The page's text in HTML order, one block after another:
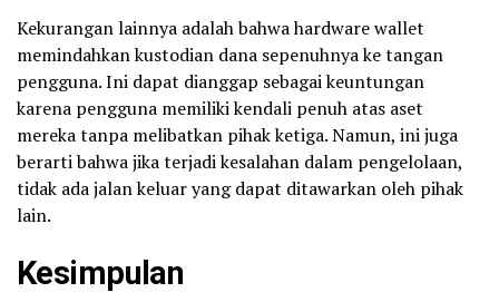
Kekurangan lainnya adalah bahwa hardware wallet
memindahkan kustodian dana sepenuhnya ke tangan
pengguna. Ini dapat dianggap sebagai keuntungan
karena pengguna memiliki kendali penuh atas aset
mereka tanpa melibatkan pihak ketiga. Namun, ini juga
berarti bahwa jika terjadi kesalahan dalam pengelolaan,
tidak ada jalan keluar yang dapat ditawarkan oleh pihak
lain.
Kesimpulan